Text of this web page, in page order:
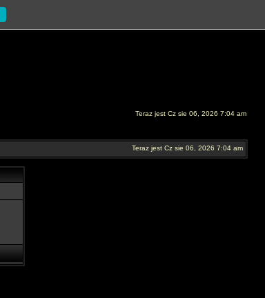
Teraz jest Cz sie 06, 2026 7:04 am
Teraz jest Cz sie 06, 2026 7:04 am